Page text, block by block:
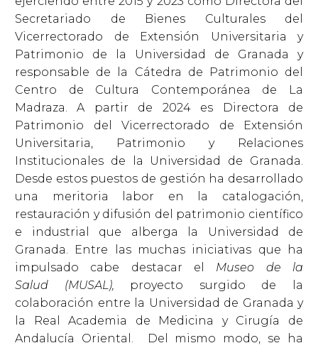
Secretariado de Bienes Culturales del
Vicerrectorado de Extensión Universitaria y
Patrimonio de la Universidad de Granada y
responsable de la Cátedra de Patrimonio del
Centro de Cultura Contemporánea de La
Madraza. A partir de 2024 es Directora de
Patrimonio del Vicerrectorado de Extensión
Universitaria, Patrimonio y Relaciones
Institucionales de la Universidad de Granada.
Desde estos puestos de gestión ha desarrollado
una meritoria labor en la catalogación,
restauración y difusión del patrimonio científico
e industrial que alberga la Universidad de
Granada. Entre las muchas iniciativas que ha
impulsado cabe destacar el Museo de la
Salud (MUSAL),
proyecto surgido de la
colaboración entre la Universidad de Granada y
la Real Academia de Medicina y Cirugía de
Andalucía Oriental. Del mismo modo, se ha